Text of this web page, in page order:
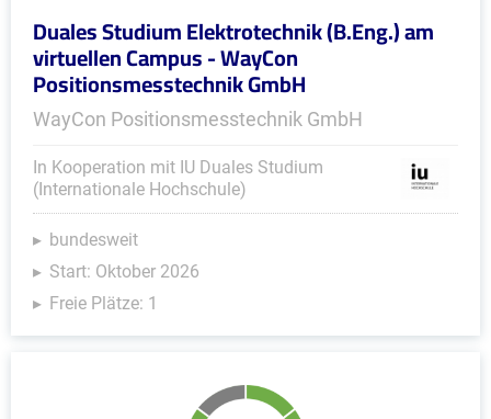
Duales Studium Elektrotechnik (B.Eng.) am
virtuellen Campus - WayCon
Positionsmesstechnik GmbH
WayCon Positionsmesstechnik GmbH
In Kooperation mit IU Duales Studium
(Internationale Hochschule)
bundesweit
Start: Oktober 2026
Freie Plätze: 1